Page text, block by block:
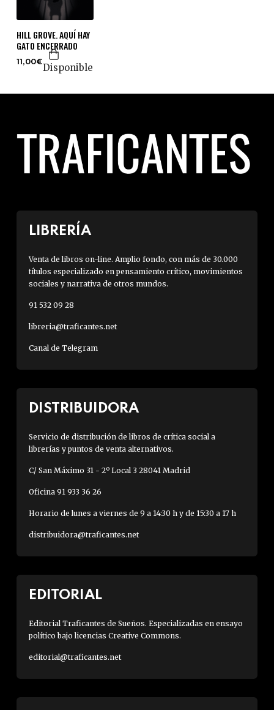
HILL GROVE. AQUÍ HAY
GATO ENCERRADO
11,00€Disponible
LIBRERÍA
Venta de libros on-line. Amplio fondo, con más de 30.000
títulos especializado en pensamiento crítico, movimientos
sociales y narrativa de otros mundos.
91 532 09 28
libreria@traficantes.net
Canal de Telegram
DISTRIBUIDORA
Servicio de distribución de libros de crítica social a
librerías y puntos de venta alternativos.
C/ San Máximo 31 - 2º Local 3 28041 Madrid
Oficina 91 933 36 26
Horario de lunes a viernes de 9 a 14:30 h y de 15:30 a 17 h
distribuidora@traficantes.net
EDITORIAL
Editorial Traficantes de Sueños. Especializadas en ensayo
político bajo licencias Creative Commons.
editorial@traficantes.net